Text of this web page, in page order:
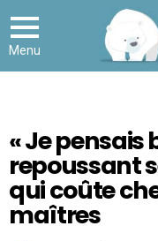
Menu
« Je pensais
repoussant
qui coûte
maîtres